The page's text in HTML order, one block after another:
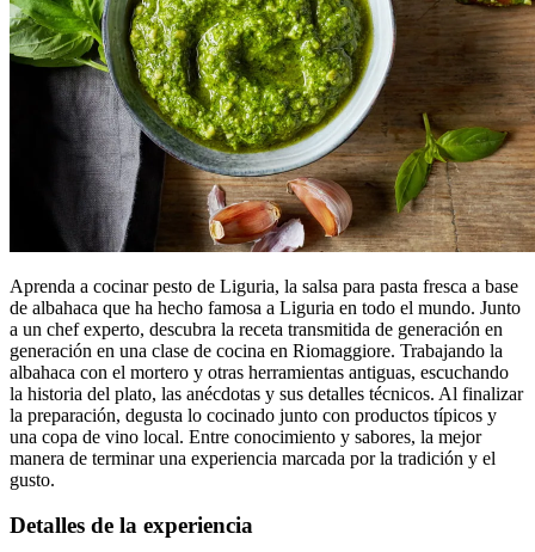
Aprenda a cocinar pesto de Liguria, la salsa para pasta fresca a base
de albahaca que ha hecho famosa a Liguria en todo el mundo. Junto
a un chef experto, descubra la receta transmitida de generación en
generación en una clase de cocina en Riomaggiore. Trabajando la
albahaca con el mortero y otras herramientas antiguas, escuchando
la historia del plato, las anécdotas y sus detalles técnicos. Al finalizar
la preparación, degusta lo cocinado junto con productos típicos y
una copa de vino local. Entre conocimiento y sabores, la mejor
manera de terminar una experiencia marcada por la tradición y el
gusto.
Detalles de la experiencia